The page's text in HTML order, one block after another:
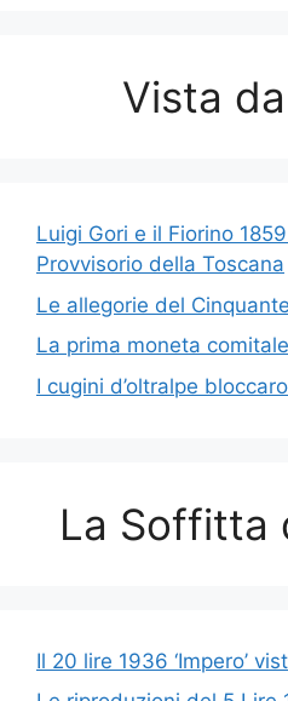
Vista
Luigi Gori e il Fiorino
Provvisorio della Toscana
Le allegorie del
La prima moneta
I cugini d’oltralpe
La Soffitta
Il 20 lire 1936 ‘Impero’